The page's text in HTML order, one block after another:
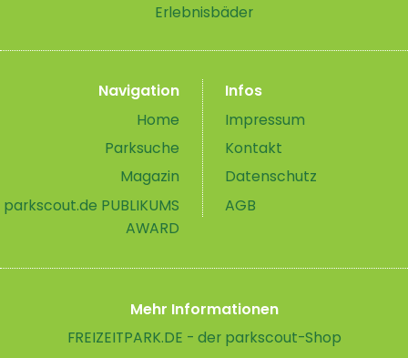
Erlebnisbäder
Navigation
Home
Parksuche
Magazin
parkscout.de PUBLIKUMS
AWARD
Infos
Impressum
Kontakt
Datenschutz
AGB
Mehr Informationen
FREIZEITPARK.DE - der parkscout-Shop